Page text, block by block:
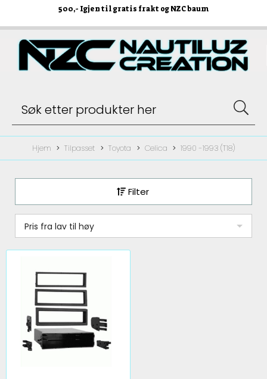
500,- Igjen til gratis frakt og NZC baum
Hjem Tilpasset Toyota Celica 1990 -1993 (T18)
Filter
Pris fra lav til høy